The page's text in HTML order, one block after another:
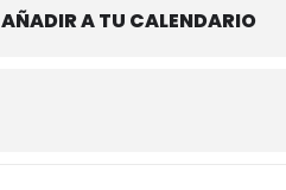
AÑADIR A TU CALENDARIO